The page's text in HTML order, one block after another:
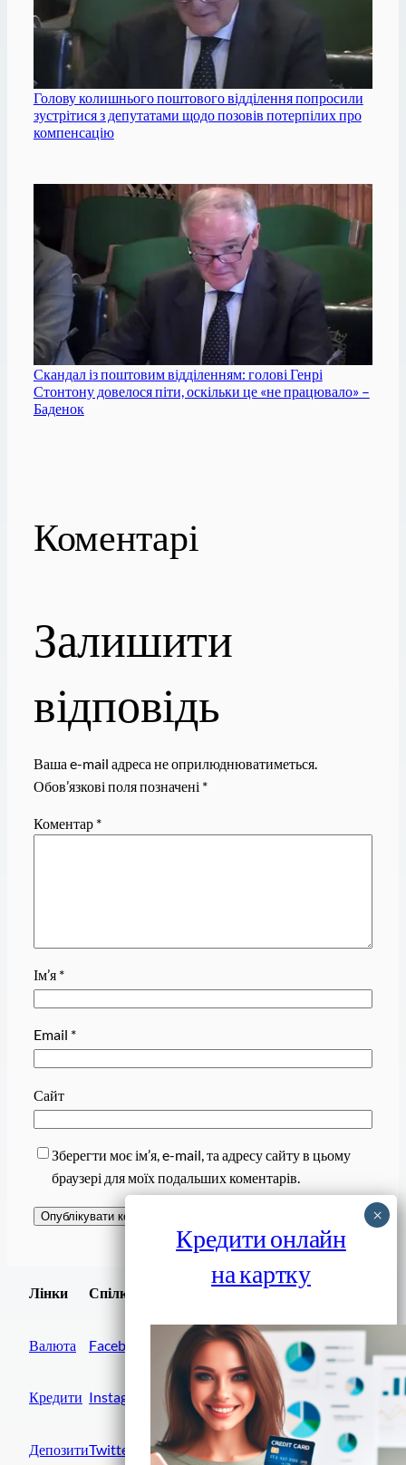
Голову колишнього поштового відділення попросили
зустрітися з депутатами щодо позовів потерпілих про
компенсацію
Скандал із поштовим відділенням: голові Генрі
Стонтону довелося піти, оскільки це «не працювало» –
Баденок
Коментарі
Залишити
відповідь
Ваша e-mail адреса не оприлюднюватиметься.
Обов’язкові поля позначені *
Коментар *
Ім’я *
Email *
Сайт
Зберегти моє ім’я, e-mail, та адресу сайту в цьому
браузері для моїх подальших коментарів.
Лінки
Валюта
Кредити
Депозити
Спілки
Facebook
Instagram
Twitter
Завантажити
Кредити онлайн
на картку